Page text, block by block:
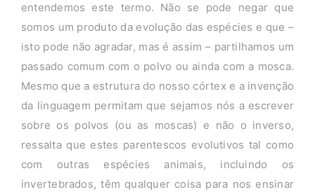
entendemos este termo. Não se pode negar que
somos um produto da evolução das espécies e que –
isto pode não agradar, mas é assim – partilhamos um
passado comum com o polvo ou ainda com a mosca.
Mesmo que a estrutura do nosso córtex e a invenção
da linguagem permitam que sejamos nós a escrever
sobre os polvos (ou as moscas) e não o inverso,
ressalta que estes parentescos evolutivos tal como
com outras espécies animais, incluindo os
invertebrados, têm qualquer coisa para nos ensinar